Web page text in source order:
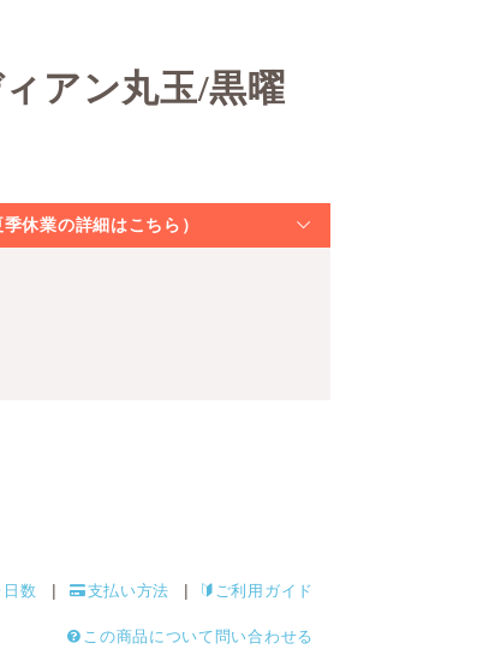
アン丸玉/黒曜
休業の詳細はこちら）
数 支払い方法 ご利用ガイド
この商品について問い合わせる